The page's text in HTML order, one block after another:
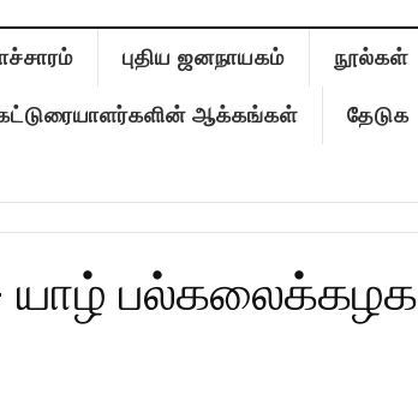
புதிய ஜனநாயகம் நூல்கள்
ஆக்கங்கள் தேடுக
பல்கலைக்கழக